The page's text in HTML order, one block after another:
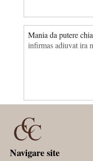
Mania da putere
infirmas adiuvat ira
Navigare site